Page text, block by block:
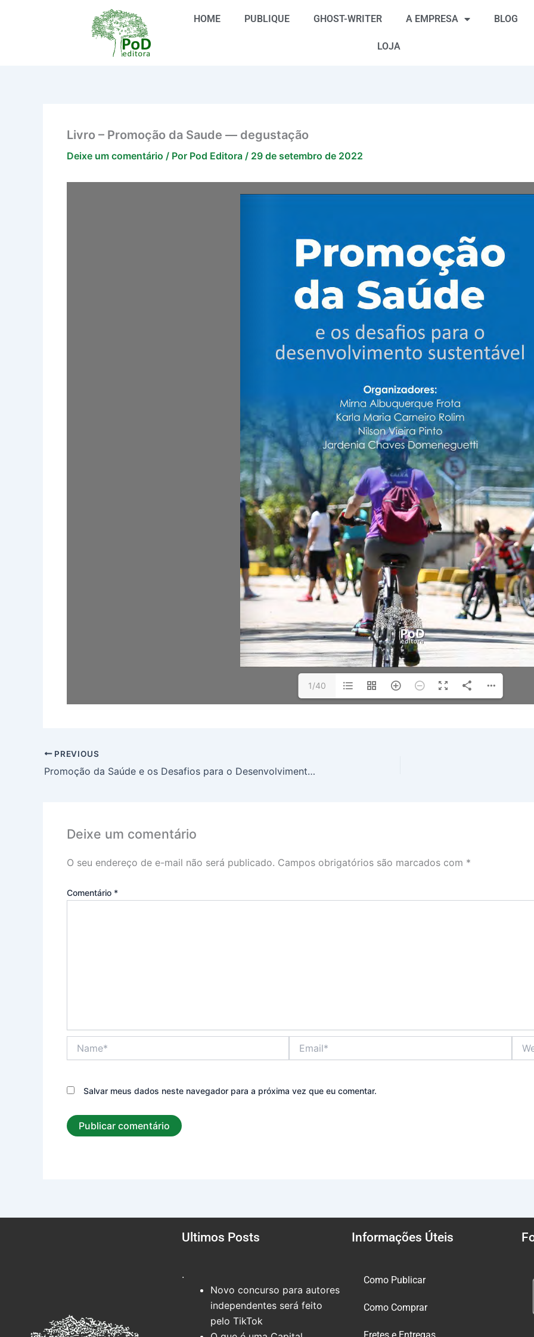
HOME PUBLIQUE GHOST-WRITER A EMPRESA BLOG
LOJA
Livro – Promoção da Saude — degustação
Deixe um comentário / Por Pod Editora / 29 de setembro de 2022
1/40
PREVIOUS
Promoção da Saúde e os Desafios para o Desenvolvimento Sustentável
Deixe um comentário
O seu endereço de e-mail não será publicado. Campos obrigatórios são marcados com *
Comentário *
Salvar meus dados neste navegador para a próxima vez que eu comentar.
Ultimos Posts
.
Novo concurso para autores
independentes será feito
pelo TikTok
Informações Úteis
Como Publicar
Como Comprar